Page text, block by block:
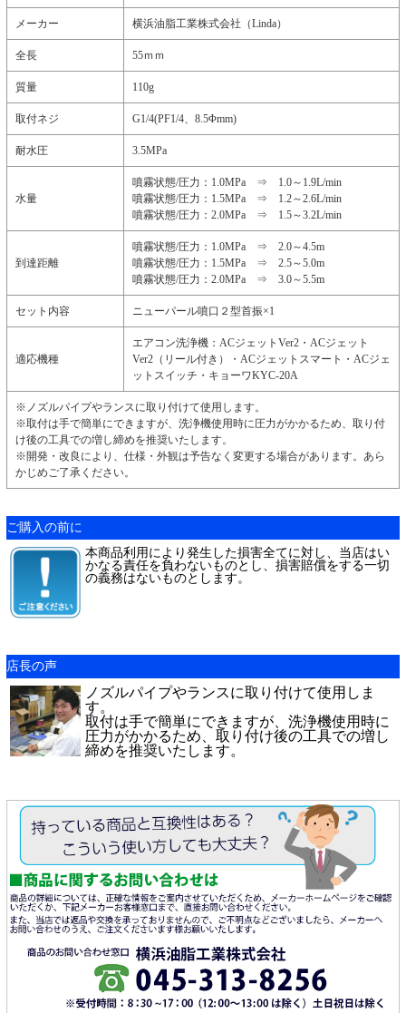
メーカー 横浜油脂工業株式会社（Linda）
全長 55ｍｍ
質量 110g
取付ネジ G1/4(PF1/4、8.5Φmm)
耐水圧 3.5MPa
水量
噴霧状態/圧力：1.0MPa ⇒ 1.0～1.9L/min
噴霧状態/圧力：1.5MPa ⇒ 1.2～2.6L/min
噴霧状態/圧力：2.0MPa ⇒ 1.5～3.2L/min
到達距離
噴霧状態/圧力：1.0MPa ⇒ 2.0～4.5m
噴霧状態/圧力：1.5MPa ⇒ 2.5～5.0m
噴霧状態/圧力：2.0MPa ⇒ 3.0～5.5m
セット内容 ニューパール噴口２型首振×1
適応機種
エアコン洗浄機：ACジェットVer2・ACジェット
Ver2（リール付き）・ACジェットスマート・ACジェ
ットスイッチ・キョーワKYC-20A
※ノズルパイプやランスに取り付けて使用します。
※取付は手で簡単にできますが、洗浄機使用時に圧力がかかるため、取り付
け後の工具での増し締めを推奨いたします。
※開発・改良により、仕様・外観は予告なく変更する場合があります。あら
かじめご了承ください。
ご購入の前に
本商品利用により発生した損害全てに対し、当店はい
かなる責任を負わないものとし、損害賠償をする一切
の義務はないものとします。
店長の声
ノズルパイプやランスに取り付けて使用しま
す。
取付は手で簡単にできますが、洗浄機使用時に
圧力がかかるため、取り付け後の工具での増し
締めを推奨いたします。